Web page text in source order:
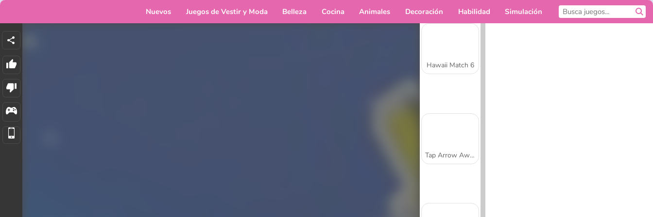
Nuevos Juegos de Vestir y Moda Belleza Cocina Animales Decoración Habilidad Simulación
Hawaii Match 6
Tap Arrow Away